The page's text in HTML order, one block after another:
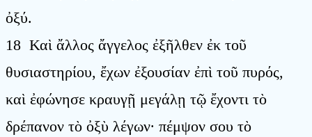
ὀξύ.
18 Καὶ ἄλλος ἄγγελος ἐξῆλθεν ἐκ τοῦ
θυσιαστηρίου, ἔχων ἐξουσίαν ἐπὶ τοῦ πυρός,
καὶ ἐφώνησε κραυγῇ μεγάλῃ τῷ ἔχοντι τὸ
δρέπανον τὸ ὀξὺ λέγων· πέμψον σου τὸ